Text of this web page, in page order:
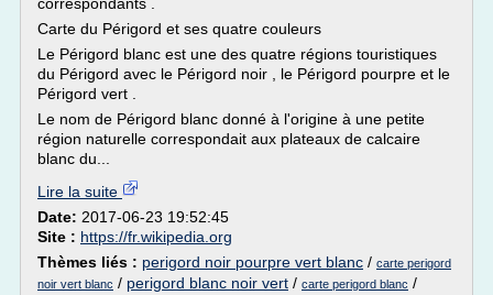
Carte du Périgord et ses quatre couleurs
Le Périgord blanc est une des quatre régions touristiques
du Périgord avec le Périgord noir , le Périgord pourpre et le
Périgord vert .
Le nom de Périgord blanc donné à l'origine à une petite
région naturelle correspondait aux plateaux de calcaire
blanc du...
Lire la suite
Date: 2017-06-23 19:52:45
Site : https://fr.wikipedia.org
Thèmes liés : perigord noir pourpre vert blanc / carte perigord
noir vert blanc / perigord blanc noir vert / carte perigord blanc /